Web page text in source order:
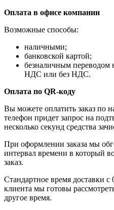
Оплата в офисе компании
Возможные способы:
наличными;
банковской картой;
безналичным переводом
НДС или без НДС.
Оплата по QR-коду
Вы можете оплатить заказ по
телефон придет запрос на
несколько секунд средства
При оформлении заказа мы
интервал времени в который
заказ.
Стандартное время доставки
клиента мы готовы
другое время.